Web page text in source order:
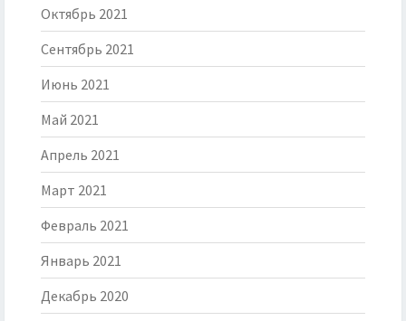
Октябрь 2021
Сентябрь 2021
Июнь 2021
Май 2021
Апрель 2021
Март 2021
Февраль 2021
Январь 2021
Декабрь 2020